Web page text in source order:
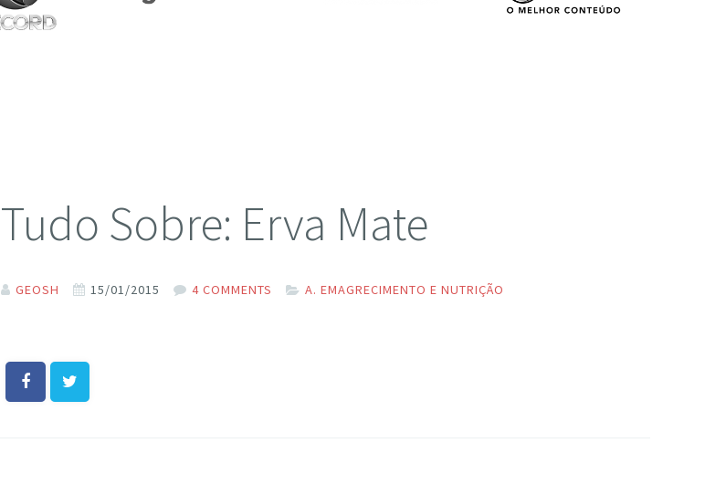
Tudo Sobre: Erva Mate
GEOSH 15/01/2015 4 COMMENTS A. EMAGRECIMENTO E NUTRIÇÃO